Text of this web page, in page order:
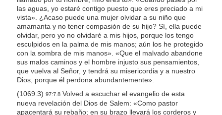
las aguas, yo estaré contigo puesto que eres preciado a mi
vista». ¿Acaso puede una mujer olvidar a su niño que
amamanta y no tener compasión de su hijo? Sí, ella puede
olvidar, pero yo no olvidaré a mis hijos, porque los tengo
esculpidos en la palma de mis manos; aún los he protegido
con la sombra de mis manos». «Que el malvado abandone
sus malos caminos y el hombre injusto sus pensamientos,
que vuelva al Señor, y tendrá su misericordia y a nuestro
Dios, porque él perdona abundantemente».
(1069.3) 97:7.8Volved a escuchar el evangelio de esta
nueva revelación del Dios de Salem: «Como pastor
apacentará su rebaño; en su brazo llevará los corderos y